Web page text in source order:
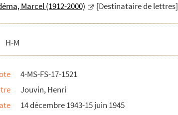
Marcel (1912-2000) [Destinataire de lettres]
H-M
4-MS-FS-17-1521
Jouvin, Henri
14 décembre 1943-15 juin 1945